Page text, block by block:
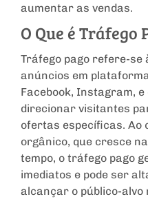
aumentar as vendas.
O Que é Tráfego
Tráfego pago refere-
anúncios em
Facebook, Instagram,
direcionar visitantes
ofertas específicas.
orgânico, que cresce
tempo, o tráfego pago
imediatos e pode ser
alcançar o público-alvo